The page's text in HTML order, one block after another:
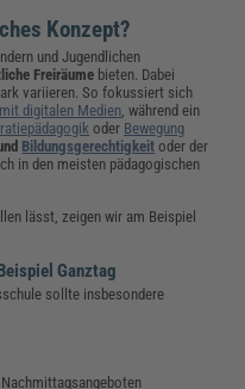
Konzept?
und Jugendlichen
Freiräume bieten. Dabei
variieren. So fokussiert sich
digitalen Medien , während ein
oder Bewegung
Bildungsgerechtigkeit oder der
in den meisten pädagogischen
lässt, zeigen wir am Beispiel
Ganztag
sollte insbesondere